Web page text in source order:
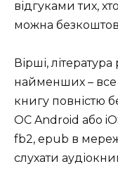
відгуками тих,
можна
Вірші,
найменших – все
книгу повністю
ОС Android або
fb2, epub в
слухати